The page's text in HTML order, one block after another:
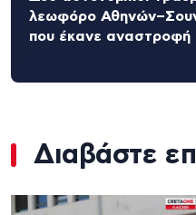
λεωφόρο
που έκανε αναστροφή
Διαβάστε